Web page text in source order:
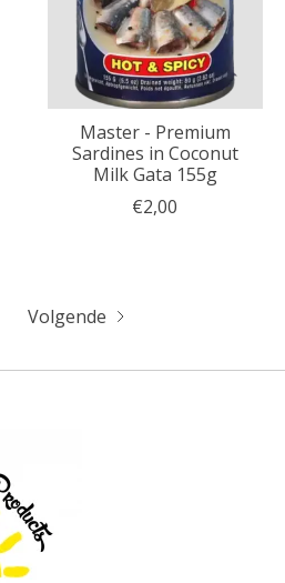
Master - Premium
Sardines in Coconut
Milk Gata 155g
€2,00
Volgende